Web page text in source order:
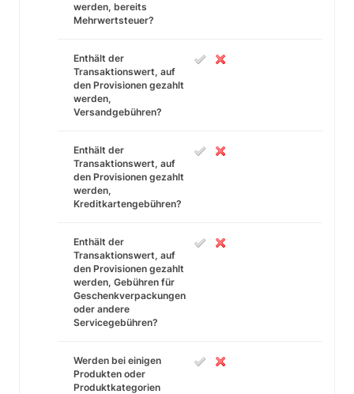
werden, bereits
Mehrwertsteuer?
Enthält der
Transaktionswert, auf
den Provisionen gezahlt
werden,
Versandgebühren?
Enthält der
Transaktionswert, auf
den Provisionen gezahlt
werden,
Kreditkartengebühren?
Enthält der
Transaktionswert, auf
den Provisionen gezahlt
werden, Gebühren für
Geschenkverpackungen
oder andere
Servicegebühren?
Werden bei einigen
Produkten oder
Produktkategorien